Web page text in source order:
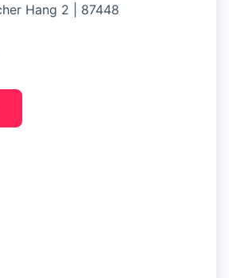
Hang 2 | 87448